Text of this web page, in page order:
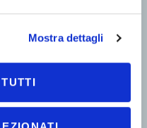
Mostra dettagli